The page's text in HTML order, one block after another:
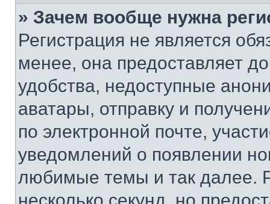
» Зачем вообще нужна
Регистрация не является
менее, она предоставляет
удобства, недоступные
аватары, отправку и
по электронной почте,
уведомлений о появлении
любимые темы и так далее.